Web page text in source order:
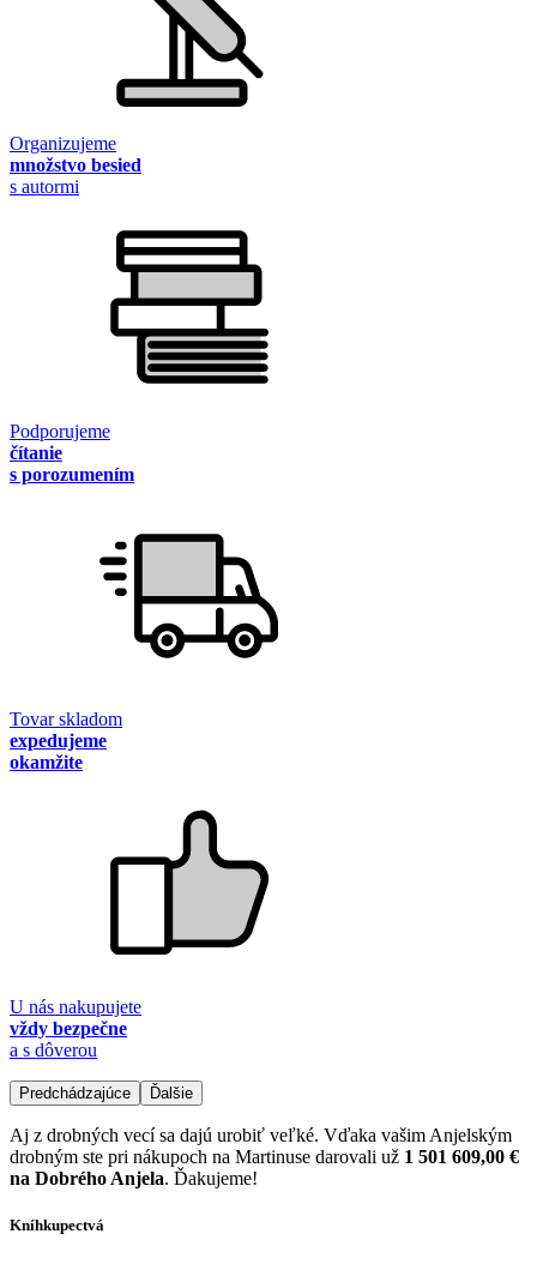
Organizujeme
množstvo besied
s autormi
Podporujeme
čítanie
s porozumením
Tovar skladom
expedujeme
okamžite
U nás nakupujete
vždy bezpečne
a s dôverou
Predchádzajúce Ďalšie
Aj z drobných vecí sa dajú urobiť veľké. Vďaka vašim Anjelským
drobným ste pri nákupoch na Martinuse darovali už 1 501 609,00 €
na Dobrého Anjela. Ďakujeme!
Kníhkupectvá